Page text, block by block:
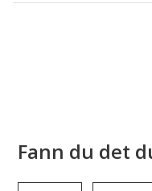
Fann du det